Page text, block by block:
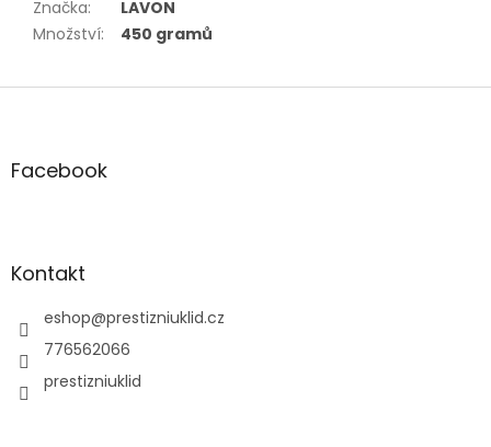
Značka:
LAVON
Množství: 450 gramů
Z
aFacebook
Kontakt
eshop@prestizniuklid.cz
776562066
prestizniuklid